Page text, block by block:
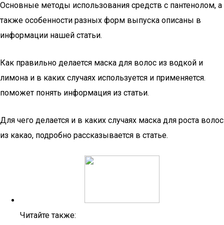
Основные методы использования средств с пантенолом, а
также особенности разных форм выпуска описаны в
информации нашей статьи.
Как правильно делается маска для волос из водкой и
лимона и в каких случаях используется и применяется.
поможет понять информация из статьи.
Для чего делается и в каких случаях маска для роста волос
из какао, подробно рассказывается в статье.
Читайте также: